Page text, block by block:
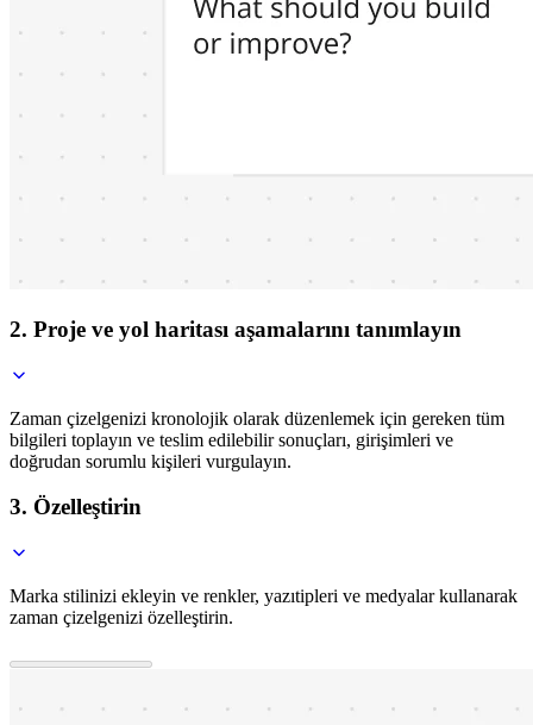
2. Proje ve yol haritası aşamalarını tanımlayın
Zaman çizelgenizi kronolojik olarak düzenlemek için gereken tüm
bilgileri toplayın ve teslim edilebilir sonuçları, girişimleri ve
doğrudan sorumlu kişileri vurgulayın.
3. Özelleştirin
Marka stilinizi ekleyin ve renkler, yazıtipleri ve medyalar kullanarak
zaman çizelgenizi özelleştirin.